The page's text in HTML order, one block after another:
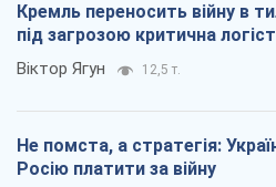
Кремль переносить війну в
під загрозою критична
Віктор Ягун 12,5 т.
Не помста, а стратегія:
Росію платити за війну